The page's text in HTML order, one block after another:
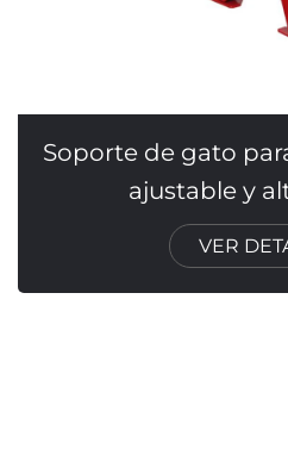
Soporte de gato
ajustable y
VER